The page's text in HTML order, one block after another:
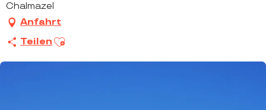
Chalmazel
Anfahrt
Teilen Ajouter aux favoris